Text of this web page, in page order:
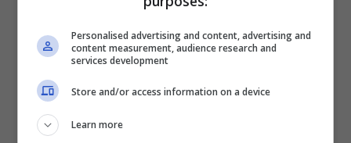
Personalised advertising and content, advertising and
content measurement, audience research and
services development
Store and/or access information on a device
Learn more